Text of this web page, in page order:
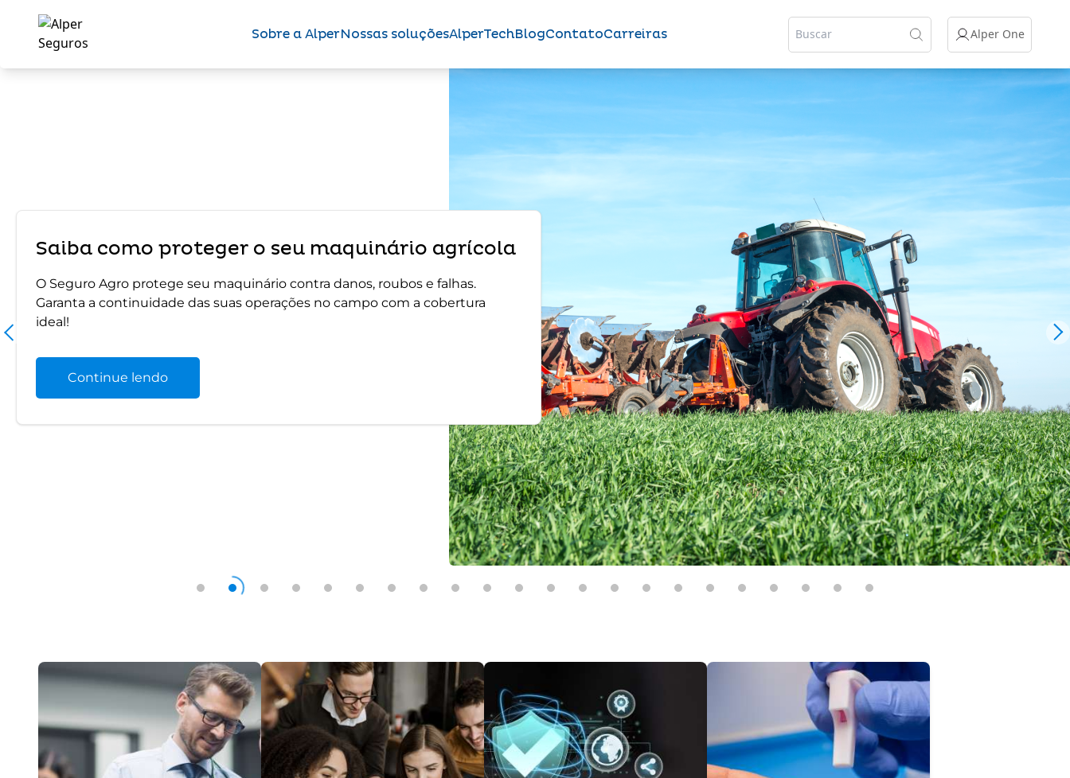
Sobre a AlperNossas soluçõesAlperTechBlogContatoCarreiras Alper One
Saiba como proteger o seu maquinário agrícola
O Seguro Agro protege seu maquinário contra danos, roubos e falhas.
Garanta a continuidade das suas operações no campo com a cobertura
ideal!
Continue lendo